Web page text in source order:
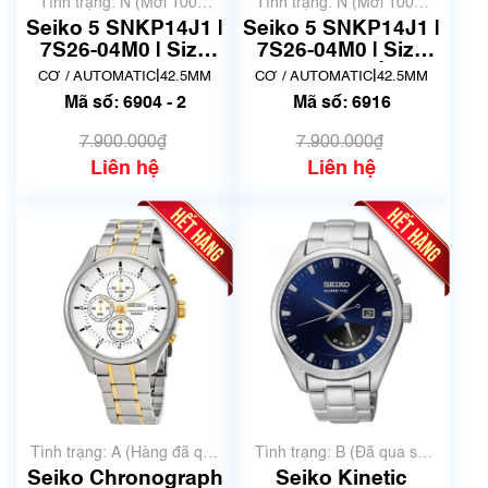
Tình trạng: N (Mới 100%
chưa qua sử dụng)
Seiko 5 SNKP14J1 |
7S26-04M0 | Size
42mm
CƠ / AUTOMATIC 42.5MM
Mã số: 6904 - 2
7.900.000₫
Liên hệ
Tình trạng: N (Mới 100%
chưa qua sử dụng)
Seiko 5 SNKP14J1 |
7S26-04M0 | Size
42mm | Mã số 6916
CƠ / AUTOMATIC 42.5MM
Mã số: 6916
7.900.000₫
Liên hệ
Tình trạng: A (Hàng đã qua
sử dụng nhưng rất đẹp,
Seiko Chronograph
Tình trạng: B (Đã qua sử
dụng, hàng đẹp, có chút
Seiko Kinetic